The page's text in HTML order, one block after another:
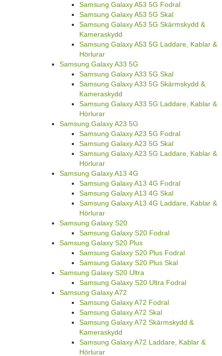
Samsung Galaxy A53 5G Fodral
Samsung Galaxy A53 5G Skal
Samsung Galaxy A53 5G Skärmskydd &
Kameraskydd
Samsung Galaxy A53 5G Laddare, Kablar &
Hörlurar
Samsung Galaxy A33 5G
Samsung Galaxy A33 5G Skal
Samsung Galaxy A33 5G Skärmskydd &
Kameraskydd
Samsung Galaxy A33 5G Laddare, Kablar &
Hörlurar
Samsung Galaxy A23 5G
Samsung Galaxy A23 5G Fodral
Samsung Galaxy A23 5G Skal
Samsung Galaxy A23 5G Laddare, Kablar &
Hörlurar
Samsung Galaxy A13 4G
Samsung Galaxy A13 4G Fodral
Samsung Galaxy A13 4G Skal
Samsung Galaxy A13 4G Laddare, Kablar &
Hörlurar
Samsung Galaxy S20
Samsung Galaxy S20 Fodral
Samsung Galaxy S20 Plus
Samsung Galaxy S20 Plus Fodral
Samsung Galaxy S20 Plus Skal
Samsung Galaxy S20 Ultra
Samsung Galaxy S20 Ultra Fodral
Samsung Galaxy A72
Samsung Galaxy A72 Fodral
Samsung Galaxy A72 Skal
Samsung Galaxy A72 Skärmskydd &
Kameraskydd
Samsung Galaxy A72 Laddare, Kablar &
Hörlurar